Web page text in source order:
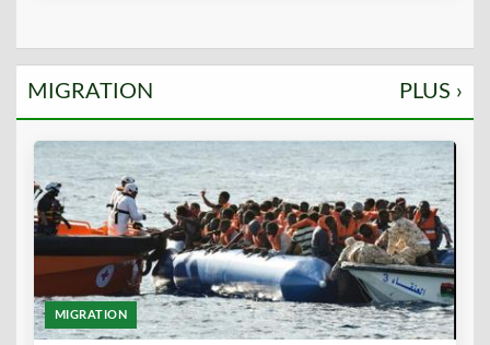
MIGRATION PLUS ›
MIGRATION